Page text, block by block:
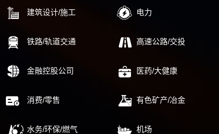
建筑设计/施工 电力
铁路/轨道交通 高速公路/交投
金融控股公司 医药/大健康
消费/零售 有色矿产/冶金
水务/环保/燃气 机场